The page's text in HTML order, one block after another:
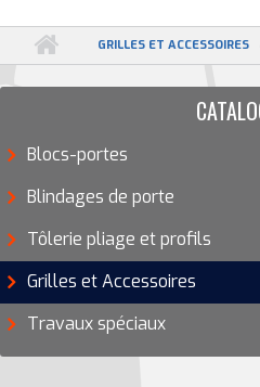
GRILLES ET ACCESSOIRES
Blocs-portes
Blindages de porte
Tôlerie pliage et profils
Grilles et Accessoires
Travaux spéciaux